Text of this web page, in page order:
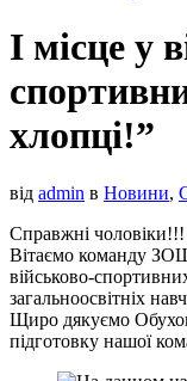
І місце у
хлопці!”
від admin в Новини,
Справжні
Вітаємо команду
військово-
загальноосвітніх
Щиро дякуємо
підготовку нашої